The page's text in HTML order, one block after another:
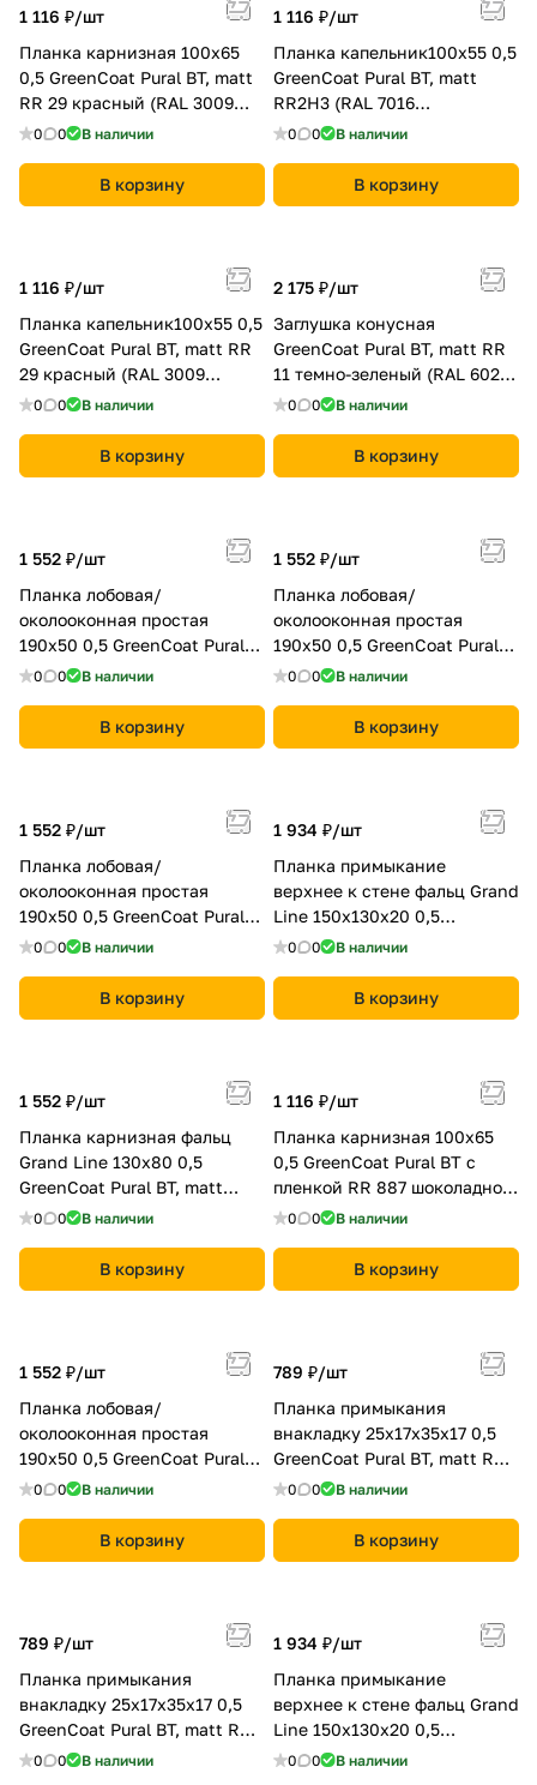
1 116 ₽/шт
Планка карнизная 100х65
0,5 GreenCoat Pural BT, matt
RR 29 красный (RAL 3009
оксидно-красный)
0 0 В наличии
В корзину
1 116 ₽/шт
Планка капельник100х55 0,5
GreenCoat Pural BT, matt
RR2Н3 (RAL 7016
антрацитово-серый)
0 0 В наличии
В корзину
1 116 ₽/шт
Планка капельник100х55 0,5
GreenCoat Pural BT, matt RR
29 красный (RAL 3009
оксидно-красный)
0 0 В наличии
В корзину
2 175 ₽/шт
Заглушка конусная
GreenCoat Pural BT, matt RR
11 темно-зеленый (RAL 6020
хромовая зелень)
0 0 В наличии
В корзину
1 552 ₽/шт
Планка лобовая/
околооконная простая
190х50 0,5 GreenCoat Pural
BT, matt RR 29 красный (RAL
0 0 В наличии
В корзину
1 552 ₽/шт
Планка лобовая/
околооконная простая
190х50 0,5 GreenCoat Pural
BT с пленкой RR 887
8017 шоколад)
0 0 В наличии
В корзину
1 552 ₽/шт
Планка лобовая/
околооконная простая
190х50 0,5 GreenCoat Pural
BT с пленкой RR 32 темно-
0 0 В наличии
В корзину
1 934 ₽/шт
Планка примыкание
верхнее к стене фальц Grand
Line 150х130х20 0,5
GreenCoat Pural BT RR 11
хромовая зелень)
0 0 В наличии
В корзину
1 552 ₽/шт
Планка карнизная фальц
Grand Line 130х80 0,5
GreenCoat Pural BT, matt
RR2Н3 (RAL 7016
0 0 В наличии
В корзину
1 116 ₽/шт
Планка карнизная 100х65
0,5 GreenCoat Pural BT с
пленкой RR 887 шоколадно-
коричневый (RAL 8017
0 0 В наличии
В корзину
1 552 ₽/шт
Планка лобовая/
околооконная простая
190х50 0,5 GreenCoat Pural
BT с пленкой RR 32 темно-
0 0 В наличии
В корзину
789 ₽/шт
Планка примыкания
внакладку 25х17х35х17 0,5
GreenCoat Pural BT, matt RR
29 красный (RAL 3009
0 0 В наличии
В корзину
789 ₽/шт
Планка примыкания
внакладку 25х17х35х17 0,5
GreenCoat Pural BT, matt RR
21 светло-серый
0 0 В наличии
1 934 ₽/шт
Планка примыкание
верхнее к стене фальц Grand
Line 150х130х20 0,5
GreenCoat Pural BT RR 11
0 0 В наличии